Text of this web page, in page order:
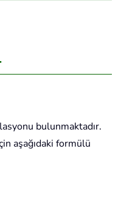
bulunmaktadır.
aşağıdaki formülü